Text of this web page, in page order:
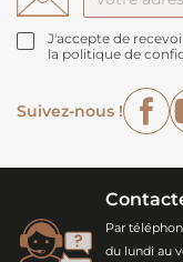
J'accepte de
la politique de
Suivez-nous !
Par
du lundi au